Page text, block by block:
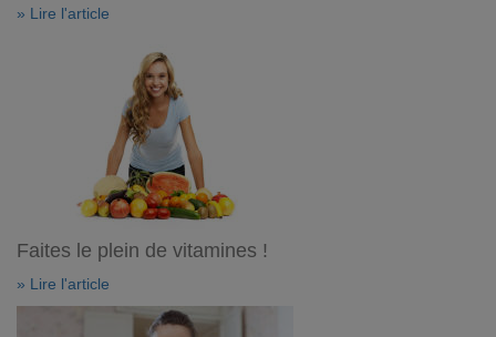
» Lire l'article
Faites le plein de vitamines !
» Lire l'article